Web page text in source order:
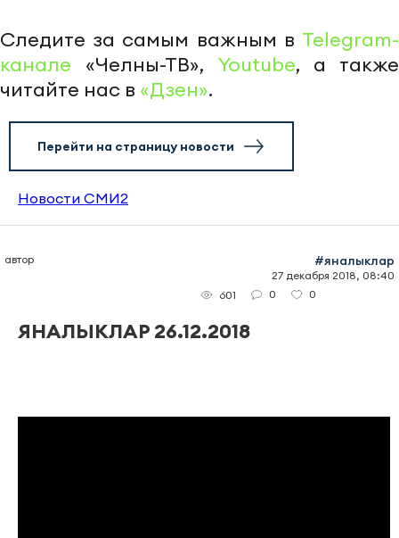
Следите за самым важным в Telegram-
канале «Челны-ТВ», Youtube, а также
читайте нас в «Дзен».
Перейти на страницу новости
Новости СМИ2
автор #яналыклар
27 декабря 2018, 08:40
601
0 0
ЯНАЛЫКЛАР 26.12.2018